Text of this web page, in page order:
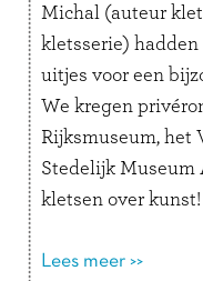
Michal (auteur
kletsserie)
uitjes voor een
We kregen
Rijksmuseum, het
Stedelijk Museum
kletsen over
Lees verder
Lees meer >>